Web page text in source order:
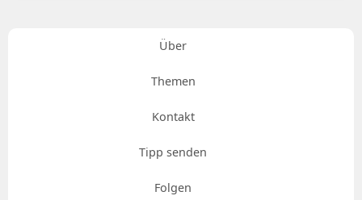
Über
Themen
Kontakt
Tipp senden
Folgen